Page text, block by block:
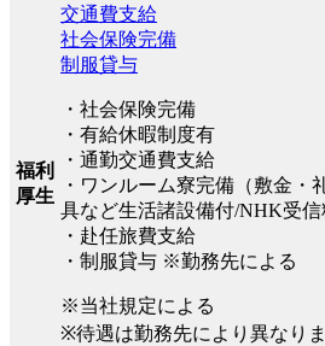
福利
厚生
交通費支給
社会保険完備
制服貸与
・社会保険完備
・有給休暇制度有
・通勤交通費支給
・ワンルーム寮完備（敷金・
具など生活諸設備付/NHK受信
・赴任旅費支給
・制服貸与 ※勤務先による
※当社規定による
※待遇は勤務先により異なりま